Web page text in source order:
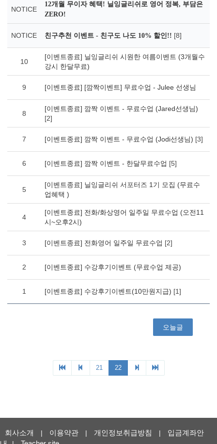
NOTICE
12개월 무이자 혜택! 닐잉글리쉬로 영어 정복, 부담은
ZERO!
NOTICE 친구추천 이벤트 - 친구도 나도 10% 할인!! [8]
10
[이벤트종료] 닐잉글리쉬 시원한 여름이벤트 (3개월수
강시 한달무료)
9 [이벤트종료] [깜짝이벤트] 무료수업 - Julee 선생님
8
[이벤트종료] 깜짝 이벤트 - 무료수업 (Jared선생님)
[2]
7 [이벤트종료] 깜짝 이벤트 - 무료수업 (Jodi선생님) [3]
6 [이벤트종료] 깜짝 이벤트 - 한달무료수업 [5]
5
[이벤트종료] 닐잉글리쉬 서포터즈 1기 모집 (무료수
업혜택 )
4
[이벤트종료] 전화/화상영어 일주일 무료수업 (오전11
시~오후2시)
3 [이벤트종료] 전화영어 일주일 무료수업 [2]
2 [이벤트종료] 수강후기이벤트 (무료수업 제공)
1 [이벤트종료] 수강후기이벤트(10만원지급) [1]
오늘글
21 22
회사소개 | 이용약관 | 개인정보취급방침 |
입금계좌안